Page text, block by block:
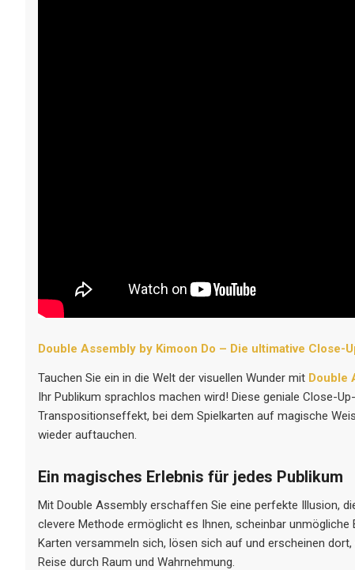
Double Assembly by Kimoon Do – Die ultimative Close-
Tauchen Sie ein in die Welt der visuellen Wunder mit Double
Ihr Publikum sprachlos machen wird! Diese geniale Close-
Transpositionseffekt, bei dem Spielkarten auf magische
wieder auftauchen.
Ein magisches Erlebnis für jedes Publikum
Mit Double Assembly erschaffen Sie eine perfekte Illusion,
clevere Methode ermöglicht es Ihnen, scheinbar
Karten versammeln sich, lösen sich auf und erscheinen
Reise durch Raum und Wahrnehmung.